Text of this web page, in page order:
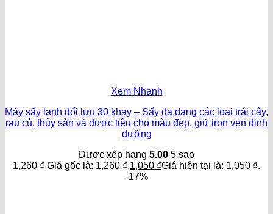
Xem Nhanh
Máy sấy lạnh đối lưu 30 khay – Sấy đa dạng các loại trái cây,
rau củ, thủy sản và dược liệu cho màu đẹp, giữ trọn vẹn dinh
dưỡng
Được xếp hạng 5.00 5 sao
1,260₫ Giá gốc là: 1,260 ₫.1,050 ₫Giá hiện tại là: 1,050 ₫.
-17%